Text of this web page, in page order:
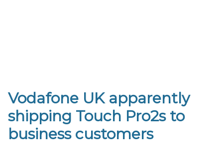
Vodafone UK apparently
shipping Touch Pro2s to
business customers